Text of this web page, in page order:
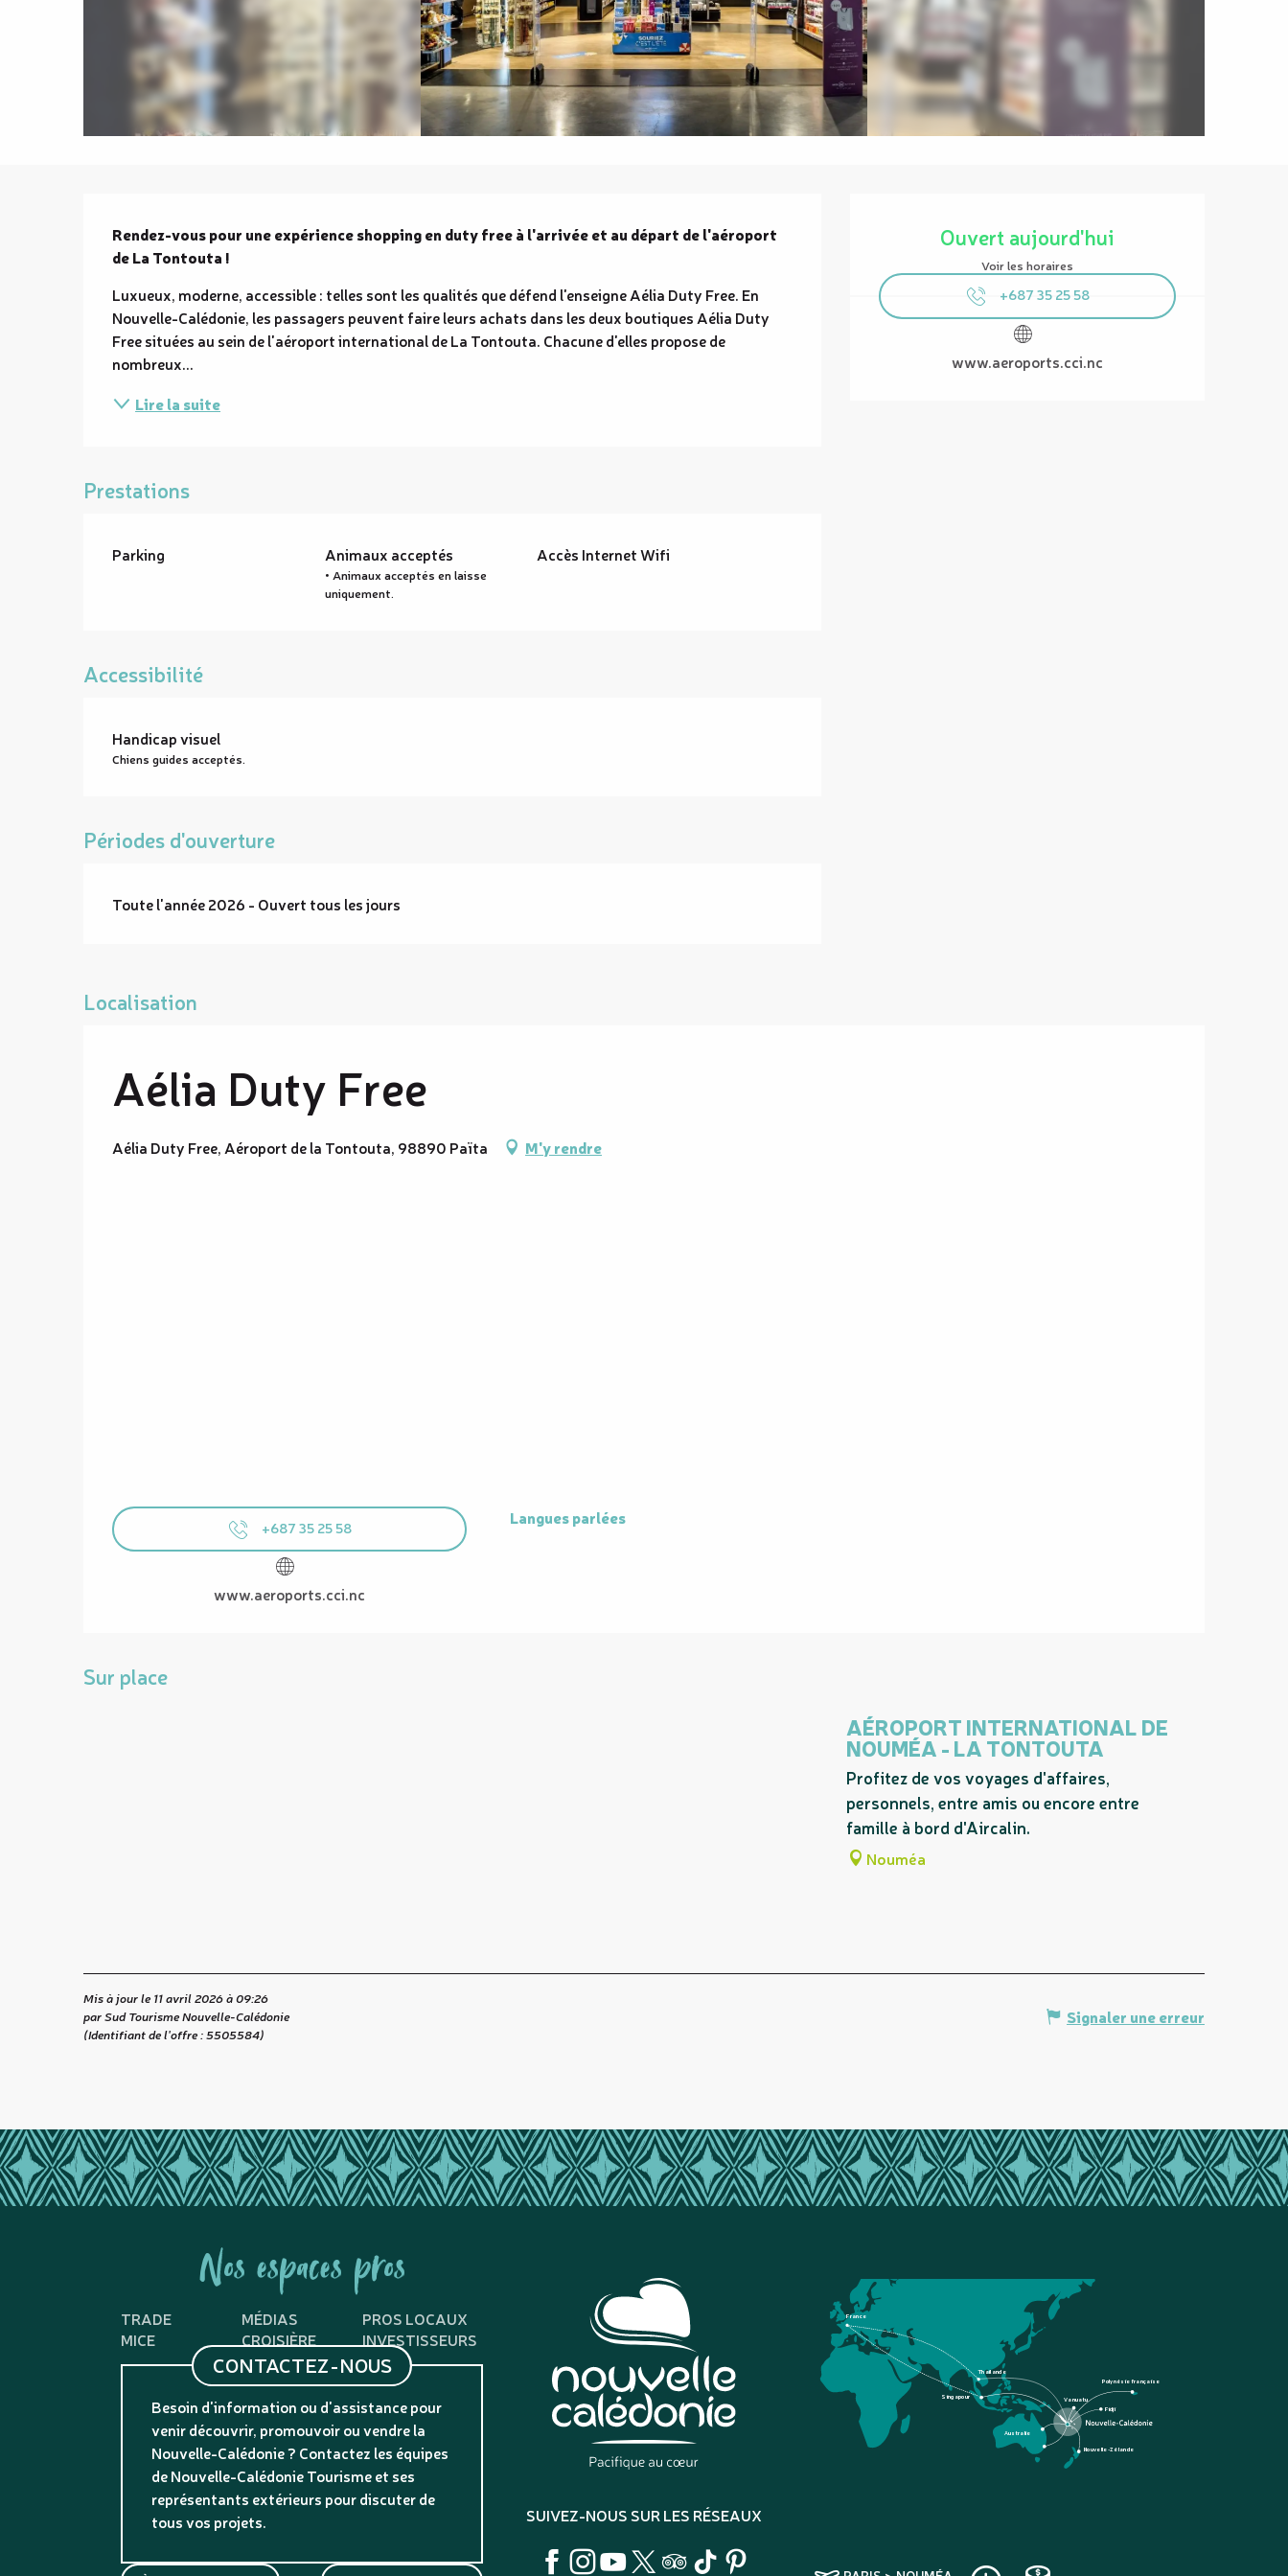
Ouverture et coordonnées
Ouvert aujourd'hui
Voir les horaires
+687 35 25 58
www.aeroports.cci.nc
Description
Rendez-vous pour une expérience shopping en duty free à l'arrivée et au départ de l'aéroport
de La Tontouta !
Luxueux, moderne, accessible : telles sont les qualités que défend l'enseigne Aélia Duty Free. En
Nouvelle-Calédonie, les passagers peuvent faire leurs achats dans les deux boutiques Aélia Duty
Free situées au sein de l'aéroport international de La Tontouta. Chacune d'elles propose de
nombreux...
Lire la suite
Prestations
Parking Animaux acceptés
• Animaux acceptés en laisse
uniquement.
Accès Internet Wifi
Accessibilité
Handicap visuel
Chiens guides acceptés.
Périodes d'ouverture
Toute l'année 2026 - Ouvert tous les jours
Localisation
Aélia Duty Free
Aélia Duty Free, Aéroport de la Tontouta, 98890 Païta M'y rendre
+687 35 25 58
www.aeroports.cci.nc
Langues parlées
Langues parlées
Sur place
AÉROPORT INTERNATIONAL DE
NOUMÉA - LA TONTOUTA
Profitez de vos voyages d'affaires,
personnels, entre amis ou encore entre
famille à bord d'Aircalin.
Nouméa
Mis à jour le 11 avril 2026 à 09:26
par Sud Tourisme Nouvelle-Calédonie
(Identifiant de l'offre :5505584)
Signaler une erreur
Nos espaces pros
TRADE MÉDIAS
PROS LOCAUX
MICE
CROISIÈRE INVESTISSEURS
CONTACTEZ-NOUS
Besoin d'information ou d'assistance pour
venir découvrir, promouvoir ou vendre la
Nouvelle-Calédonie ? Contactez les équipes
de Nouvelle-Calédonie Tourisme et ses
représentants extérieurs pour discuter de
tous vos projets.
SUIVEZ-NOUS SUR LES RÉSEAUX
France
Polynésie française
Fidji
Nouvelle-Zélande
Australie
Singapour
Thaïlande
Vanuatu